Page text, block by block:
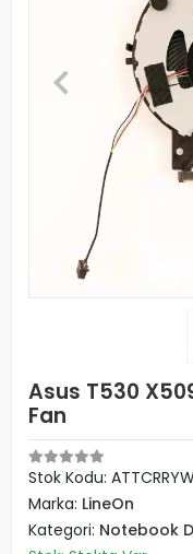
Asus T530
Fan
Stok Kodu:
Marka: LineOn
Kategori: Notebook